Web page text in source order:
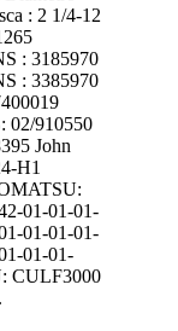
: 2 1/4-12
: 3185970
: 3385970
02/910550
John
H1
01-01-01-
01-01-01-
01-01-
CULF3000